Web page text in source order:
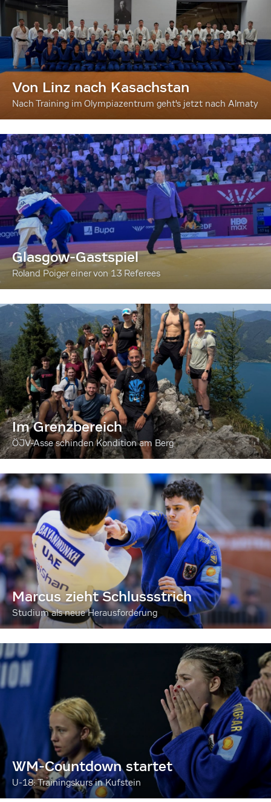
Von Linz nach Kasachstan
Nach Training im Olympiazentrum geht's jetzt nach Almaty
Glasgow-Gastspiel
Roland Poiger einer von 13 Referees
Im Grenzbereich
ÖJV-Asse schinden Kondition am Berg
Marcus zieht Schlussstrich
Studium als neue Herausforderung
WM-Countdown startet
U-18: Trainingskurs in Kufstein